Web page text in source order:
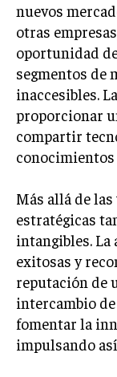
GESTIÓN
FINANZAS
FINANZAS
GESTIÓN
nuevos
otras
oportunidad
segmentos de
inaccesibles.
proporcionar
compartir
Más allá de
estratégicas
intangibles. La
exitosas y
reputación de
intercambio
fomentar la
impulsando